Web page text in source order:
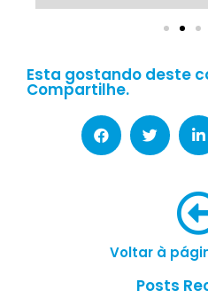
Esta gostando deste
Compartilhe.
Voltar à
Posts